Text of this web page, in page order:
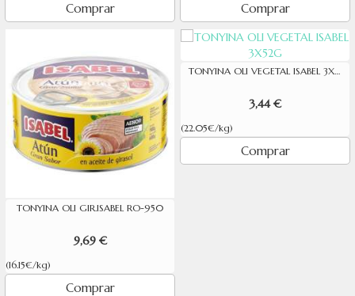
Comprar Comprar
TONYINA OLI GIR.ISABEL RO-950
9,69 €
(16.15€/kg)
Comprar
TONYINA OLI VEGETAL ISABEL 3X52G
3,44 €
(22.05€/kg)
Comprar